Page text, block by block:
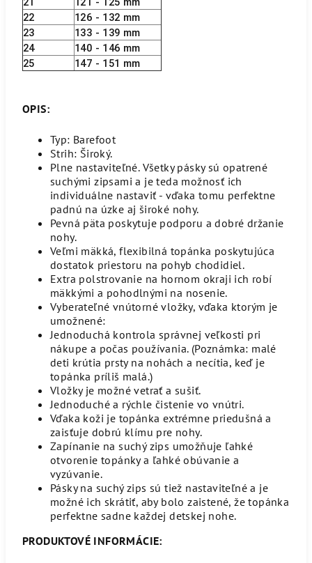
22
126 - 132 mm
23
133 - 139 mm
24
140 - 146 mm
25
147 - 151 mm
OPIS:
Typ: Barefoot
Strih: Široký.
Plne nastaviteľné. Všetky pásky sú opatrené
suchými zipsami a je teda možnosť ich
individuálne nastaviť - vďaka tomu perfektne
padnú na úzke aj široké nohy.
Pevná päta poskytuje podporu a dobré držanie
nohy.
Veľmi mäkká, flexibilná topánka poskytujúca
dostatok priestoru na pohyb chodidiel.
Extra polstrovanie na hornom okraji ich robí
mäkkými a pohodlnými na nosenie.
Vyberateľné vnútorné vložky, vďaka ktorým je
umožnené:
Jednoduchá kontrola správnej veľkosti pri
nákupe a počas používania. (Poznámka: malé
deti krútia prsty na nohách a necítia, keď je
topánka príliš malá.)
Vložky je možné vetrať a sušiť.
Jednoduché a rýchle čistenie vo vnútri.
Vďaka koži je topánka extrémne priedušná a
zaisťuje dobrú klímu pre nohy.
Zapínanie na suchý zips umožňuje ľahké
otvorenie topánky a ľahké obúvanie a
vyzúvanie.
Pásky na suchý zips sú tiež nastaviteľné a je
možné ich skrátiť, aby bolo zaistené, že topánka
perfektne sadne každej detskej nohe.
PRODUKTOVÉ INFORMÁCIE: